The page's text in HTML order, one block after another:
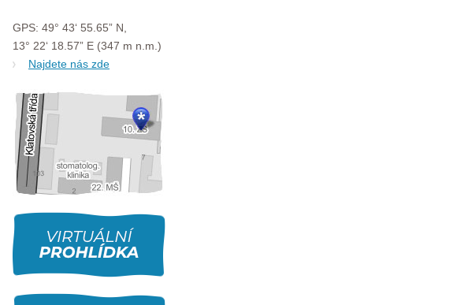
GPS: 49° 43‘ 55.65” N,
13° 22‘ 18.57” E (347 m n.m.)
Najdete nás zde